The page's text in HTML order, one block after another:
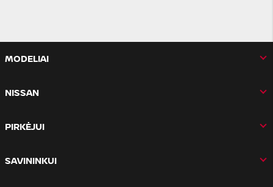
MODELIAI
NISSAN
PIRKĖJUI
SAVININKUI